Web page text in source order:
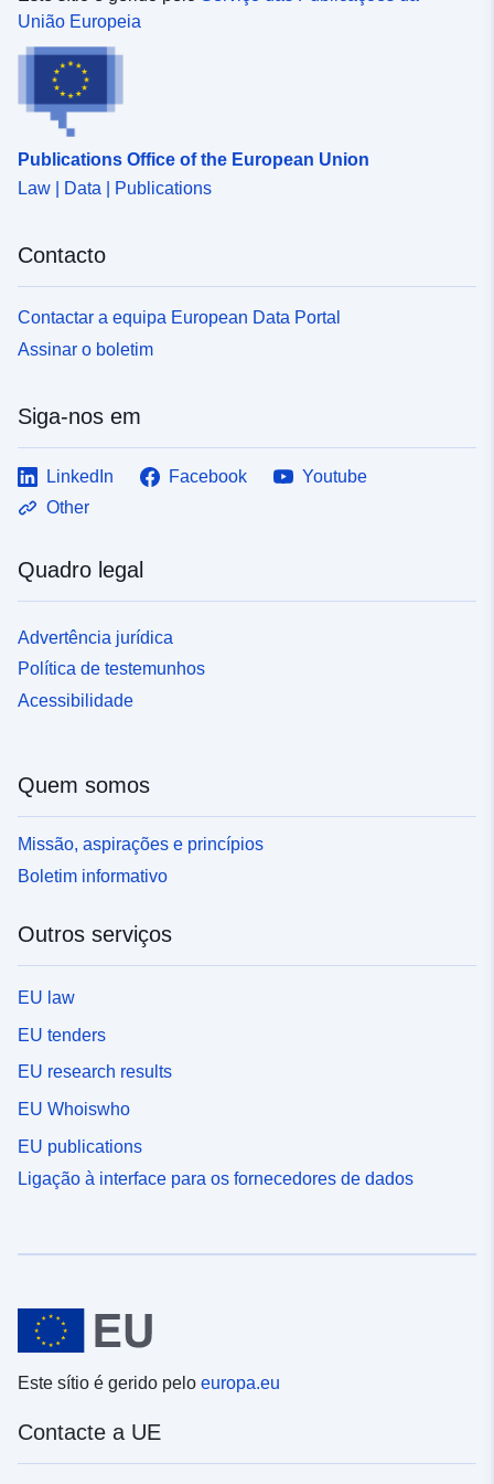
União Europeia
Publications Office of the European Union
Law | Data | Publications
Contacto
Contactar a equipa European Data Portal
Assinar o boletim
Siga-nos em
LinkedIn Facebook
Youtube
Other
Quadro legal
Advertência jurídica
Política de testemunhos
Acessibilidade
Quem somos
Missão, aspirações e princípios
Boletim informativo
Outros serviços
EU law
EU tenders
EU research results
EU Whoiswho
EU publications
Ligação à interface para os fornecedores de dados
Este sítio é gerido pelo europa.eu
Contacte a UE